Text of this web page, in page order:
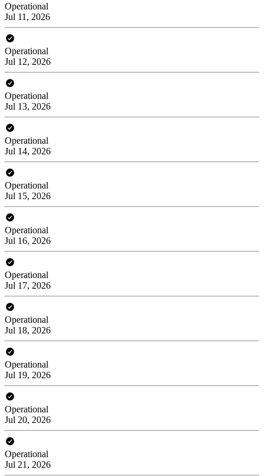
Operational
Jul 11, 2026
Operational
Jul 12, 2026
Operational
Jul 13, 2026
Operational
Jul 14, 2026
Operational
Jul 15, 2026
Operational
Jul 16, 2026
Operational
Jul 17, 2026
Operational
Jul 18, 2026
Operational
Jul 19, 2026
Operational
Jul 20, 2026
Operational
Jul 21, 2026